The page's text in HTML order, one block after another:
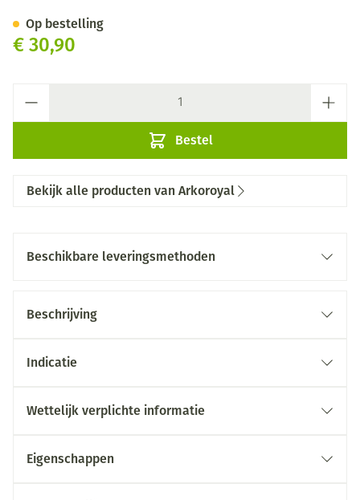
€ 30,90
Bestel
Op bestelling
Bekijk alle producten van Arkoroyal
Beschikbare leveringsmethoden
Beschrijving
Indicatie
Wettelijk verplichte informatie
Eigenschappen